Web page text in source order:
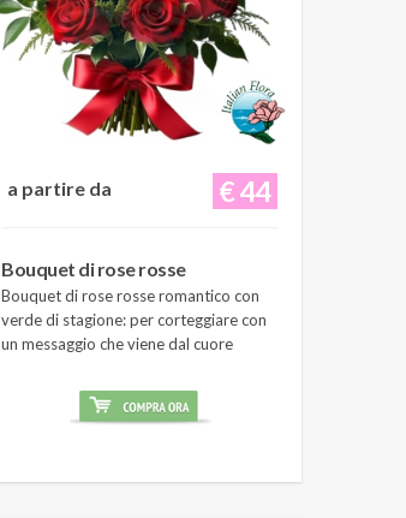
€ 44
a partire da
Bouquet di rose rosse
Bouquet di rose rosse romantico con
verde di stagione: per corteggiare con
un messaggio che viene dal cuore